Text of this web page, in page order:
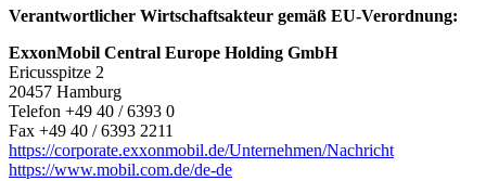
Verantwortlicher Wirtschaftsakteur gemäß EU-Verordnung:
ExxonMobil Central Europe Holding GmbH
Ericusspitze 2
20457 Hamburg
Telefon +49 40 / 6393 0
Fax +49 40 / 6393 2211
https://corporate.exxonmobil.de/Unternehmen/Nachricht
https://www.mobil.com.de/de-de